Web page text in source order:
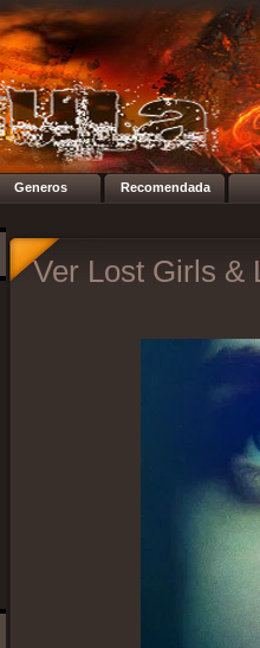
Generos Recomendada
Ver Lost Girls &